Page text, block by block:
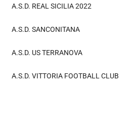
A.S.D. REAL SICILIA 2022
A.S.D. SANCONITANA
A.S.D. US TERRANOVA
A.S.D. VITTORIA FOOTBALL CLUB